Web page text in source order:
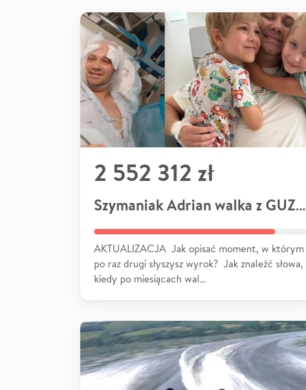
2 552 312 zł
Szymaniak Adrian walka z GUZEM
AKTUALIZACJA Jak opisać moment, w którym
po raz drugi słyszysz wyrok? Jak znaleźć słowa,
kiedy po miesiącach wal…